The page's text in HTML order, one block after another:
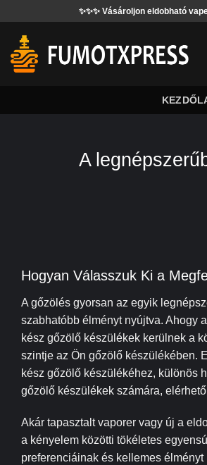
Tartalomjegyzékhez
ugrás
✨✨✨ Vásároljon eldobható vape-eket az
A
Hogyan Válasszuk Ki a
A gőzölés gyorsan az egyik
szabhatóbb élményt nyújtva. Ahogy
kész gőzölő készülékek kerülnek a
szintje az Ön gőzölő készülékében.
kész gőzölő készülékéhez, különös
gőzölő készülékek számára,
Akár tapasztalt vaporer vagy új a
a kényelem közötti tökéletes
preferenciáinak és kellemes